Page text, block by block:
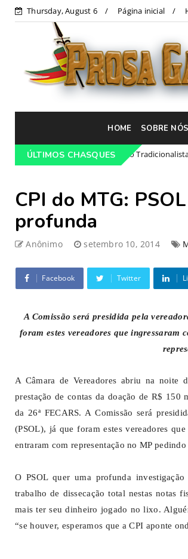
Thursday, August 6 Página inicial
HOME SOBRE NÓS
ÚLTIMOS CHASQUES
do 68º Congresso Tradicionalista Gaúcho
CPI do MTG:
profunda
Anônimo setembro 10, 2014
Facebook Twitter
A Comissão será presidida pela
foram estes vereadores que ingressaram
A Câmara de Vereadores abriu na noite
prestação de contas da doação de R$
da 26ª FECARS. A Comissão será
(PSOL), já que foram estes vereadores
entraram com representação no MP
O PSOL quer uma profunda
trabalho de dissecação total nestas notas
mais ter seu dinheiro jogado no lixo.
“se houver, esperamos que a CPI aponte